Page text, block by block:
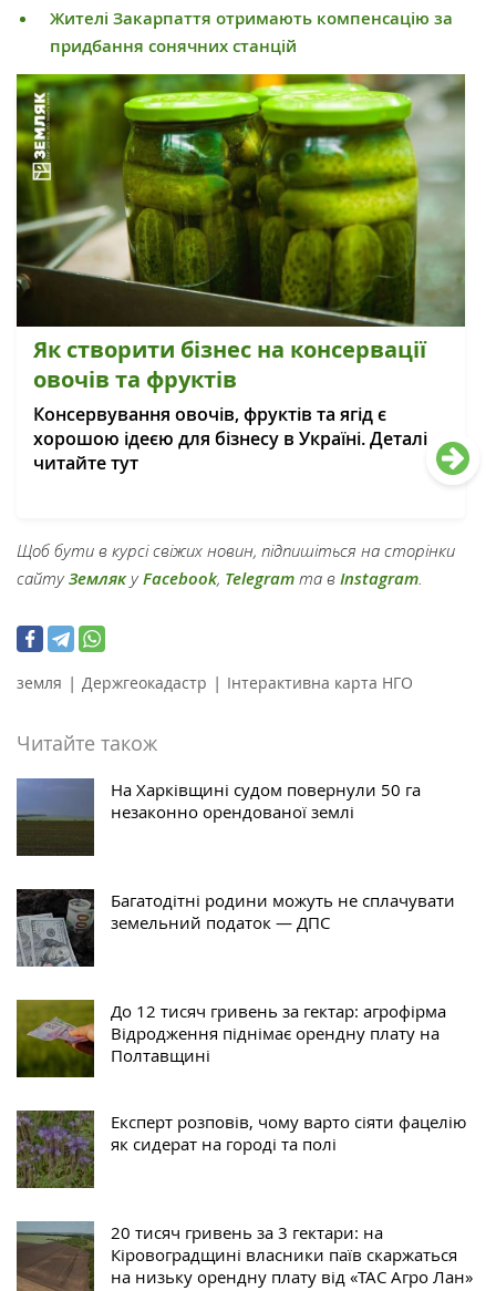
Жителі Закарпаття отримають компенсацію за
придбання сонячних станцій
Як створити бізнес на консервації
овочів та фруктів
Консервування овочів, фруктів та ягід є
хорошою ідеєю для бізнесу в Україні. Деталі
читайте тут
Щоб бути в курсі свіжих новин, підпишіться на сторінки
сайтуЗемлякуFacebook, Telegram та в Instagram.
земля | Держгеокадастр | Інтерактивна карта НГО
Читайте також
На Харківщині судом повернули 50 га
незаконно орендованої землі
Багатодітні родини можуть не сплачувати
земельний податок — ДПС
До 12 тисяч гривень за гектар: агрофірма
Відродження піднімає орендну плату на
Полтавщині
Експерт розповів, чому варто сіяти фацелію
як сидерат на городі та полі
20 тисяч гривень за 3 гектари: на
Кіровоградщині власники паїв скаржаться
на низьку орендну плату від «ТАС Агро Лан»